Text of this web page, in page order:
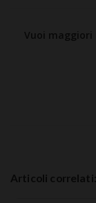
Vuoi
Articoli correlati: